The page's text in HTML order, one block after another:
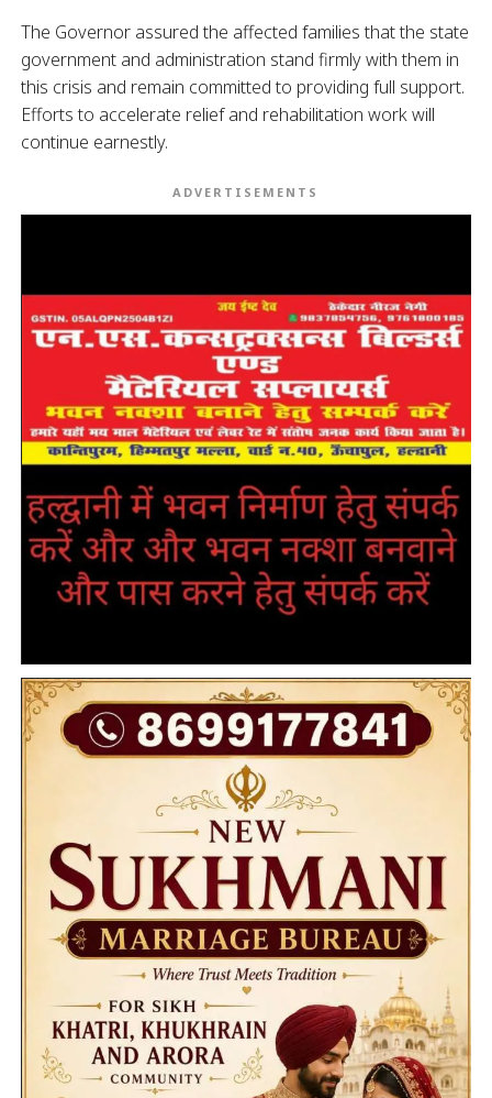
The Governor assured the affected families that the state
government and administration stand firmly with them in
this crisis and remain committed to providing full support.
Efforts to accelerate relief and rehabilitation work will
continue earnestly.
ADVERTISEMENTS